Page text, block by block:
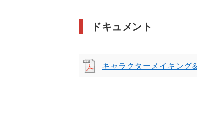
ドキュメント
キャラクターメイキング